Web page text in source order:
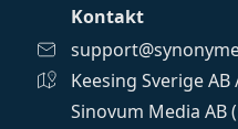
Kontakt
Keesing Sverige AB
Sinovum Media AB